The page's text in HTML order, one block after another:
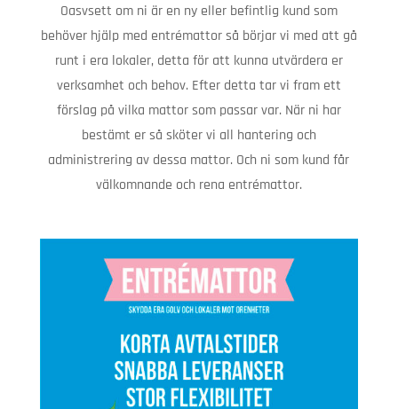
Oasvsett om ni är en ny eller befintlig kund som
behöver hjälp med entrémattor så börjar vi med att gå
runt i era lokaler, detta för att kunna utvärdera er
verksamhet och behov. Efter detta tar vi fram ett
förslag på vilka mattor som passar var. När ni har
bestämt er så sköter vi all hantering och
administrering av dessa mattor. Och ni som kund får
välkomnande och rena entrémattor.